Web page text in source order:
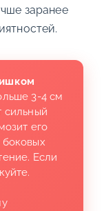
заранее
3-4 см
сильный
его
Если